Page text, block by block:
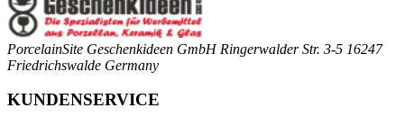
PorcelainSite Geschenkideen GmbH Ringerwalder Str. 3-5 16247
Friedrichswalde Germany
KUNDENSERVICE